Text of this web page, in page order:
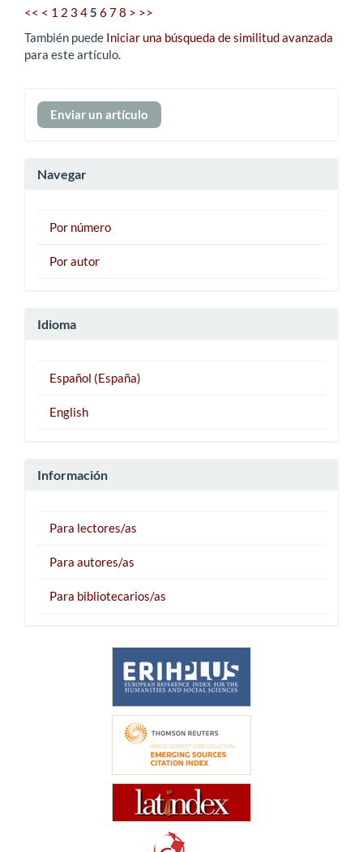
<< < 1 2 3 45 6 78 > >>
También puede Iniciar una búsqueda de similitud avanzada
para este artículo.
Enviar
un
Enviar un artículo
Navegar
Por número
Por autor
Idioma
Español (España)
English
Información
Para lectores/as
Para autores/as
Para bibliotecarios/as